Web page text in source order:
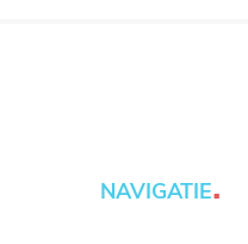
NAVIGATIE.